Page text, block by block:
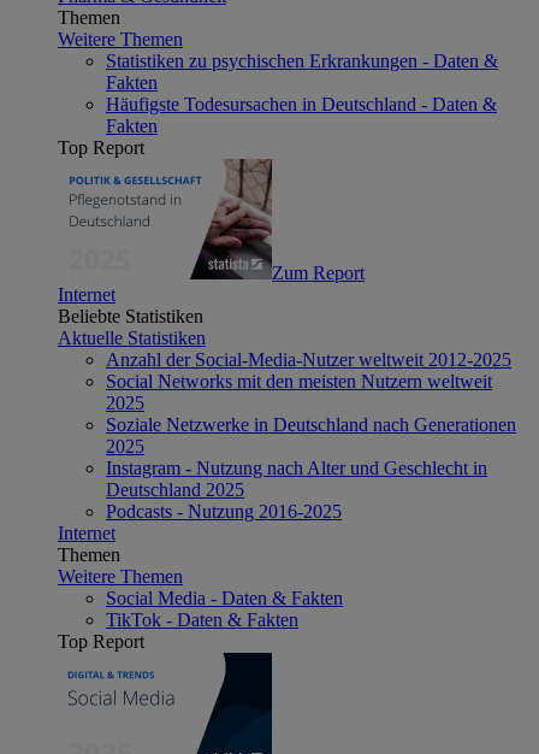
Themen
Weitere Themen
Statistiken zu psychischen Erkrankungen - Daten &
Fakten
Häufigste Todesursachen in Deutschland - Daten &
Fakten
Top Report
Zum Report
Internet
Beliebte Statistiken
Aktuelle Statistiken
Anzahl der Social-Media-Nutzer weltweit 2012-2025
Social Networks mit den meisten Nutzern weltweit
2025
Soziale Netzwerke in Deutschland nach Generationen
2025
Instagram - Nutzung nach Alter und Geschlecht in
Deutschland 2025
Podcasts - Nutzung 2016-2025
Internet
Themen
Weitere Themen
Social Media - Daten & Fakten
TikTok - Daten & Fakten
Top Report